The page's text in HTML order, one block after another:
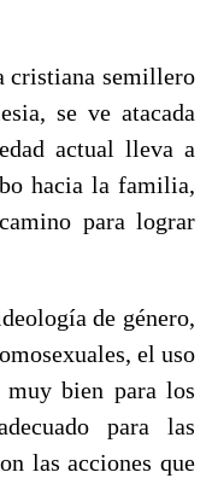
cristiana semillero
se ve atacada
actual lleva a
hacia la familia,
para lograr
de género,
el uso
muy bien para los
para las
las acciones que